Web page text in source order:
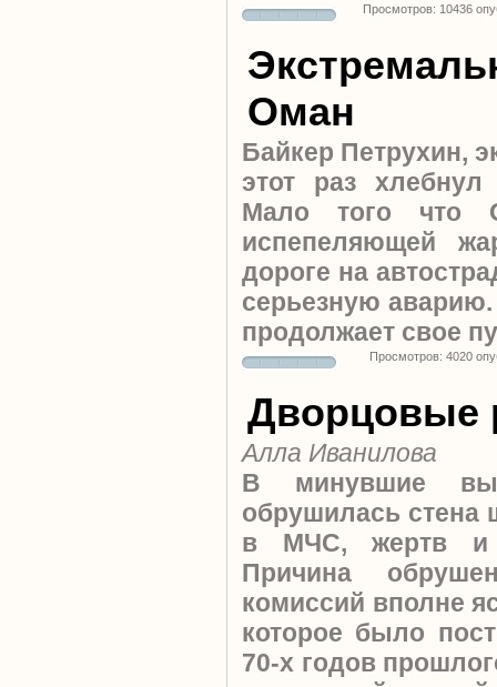
Просмотров: 10436
Оман
Байкер Петрухин,
этот раз хлебнул
Мало того что
испепеляющей
дороге на
серьезную
продолжает свое
Просмотров: 4020
Дворцовые
Алла Иванилова
В минувшие
обрушилась
в МЧС, жертв и
Причина
комиссий вполне
которое было
70-х годов